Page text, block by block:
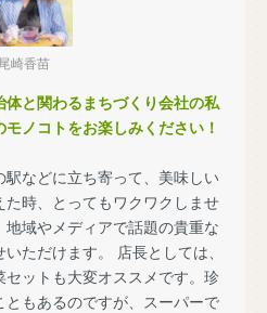
尾崎香苗
と関わるまちづくり会社の私
ノコトをお楽しみください！
などに立ち寄って、美味しい
時、とってもワクワクしませ
域やメディアで話題の貴重な
ただけます。 店長としては、
ットも大変オススメです。珍
ともあるのですが、スーパーで